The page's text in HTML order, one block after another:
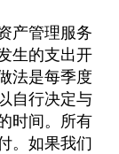
产管理服务
生的支出开
法是每季度
自行决定与
时间。所有
。如果我们